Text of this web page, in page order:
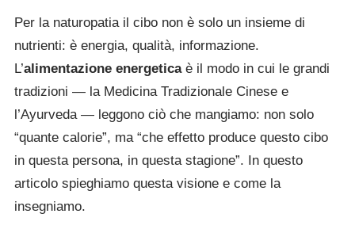
Per la naturopatia il cibo non è solo un insieme di
nutrienti: è energia, qualità, informazione.
L’alimentazione energeticaè il modo in cui le grandi
tradizioni — la Medicina Tradizionale Cinese e
l’Ayurveda — leggono ciò che mangiamo: non solo
“quante calorie”, ma “che effetto produce questo cibo
in questa persona, in questa stagione”. In questo
articolo spieghiamo questa visione e come la
insegniamo.